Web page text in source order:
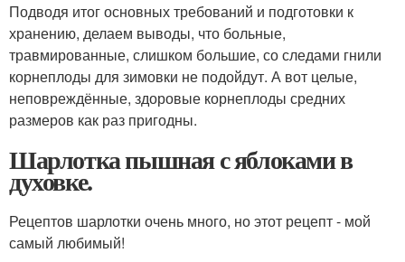
Подводя итог основных требований и подготовки к
хранению, делаем выводы, что больные,
травмированные, слишком большие, со следами гнили
корнеплоды для зимовки не подойдут. А вот целые,
неповреждённые, здоровые корнеплоды средних
размеров как раз пригодны.
Шарлотка пышная с яблоками в
духовке.
Рецептов шарлотки очень много, но этот рецепт - мой
самый любимый!